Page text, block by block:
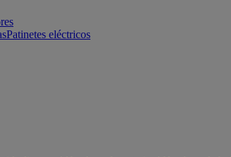
Patinetes eléctricos